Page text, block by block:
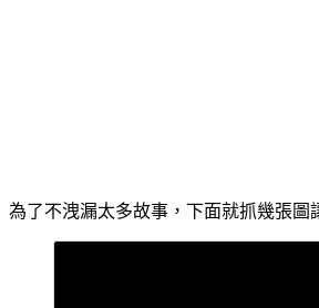
為了不洩漏太多故事，下面就抓幾張圖